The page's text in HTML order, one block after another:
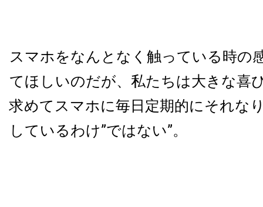
スマホをなんとなく触っている時の
てほしいのだが、私たちは大きな喜
求めてスマホに毎日定期的にそれな
しているわけ”ではない”。